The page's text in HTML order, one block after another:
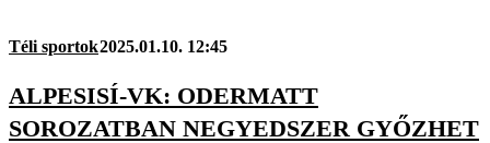
Téli sportok2025.01.10. 12:45
ALPESISÍ-VK: ODERMATT
SOROZATBAN NEGYEDSZER GYŐZHET